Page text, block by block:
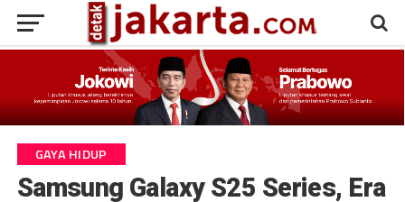
GAYA HIDUP
Samsung Galaxy S25 Series, Era